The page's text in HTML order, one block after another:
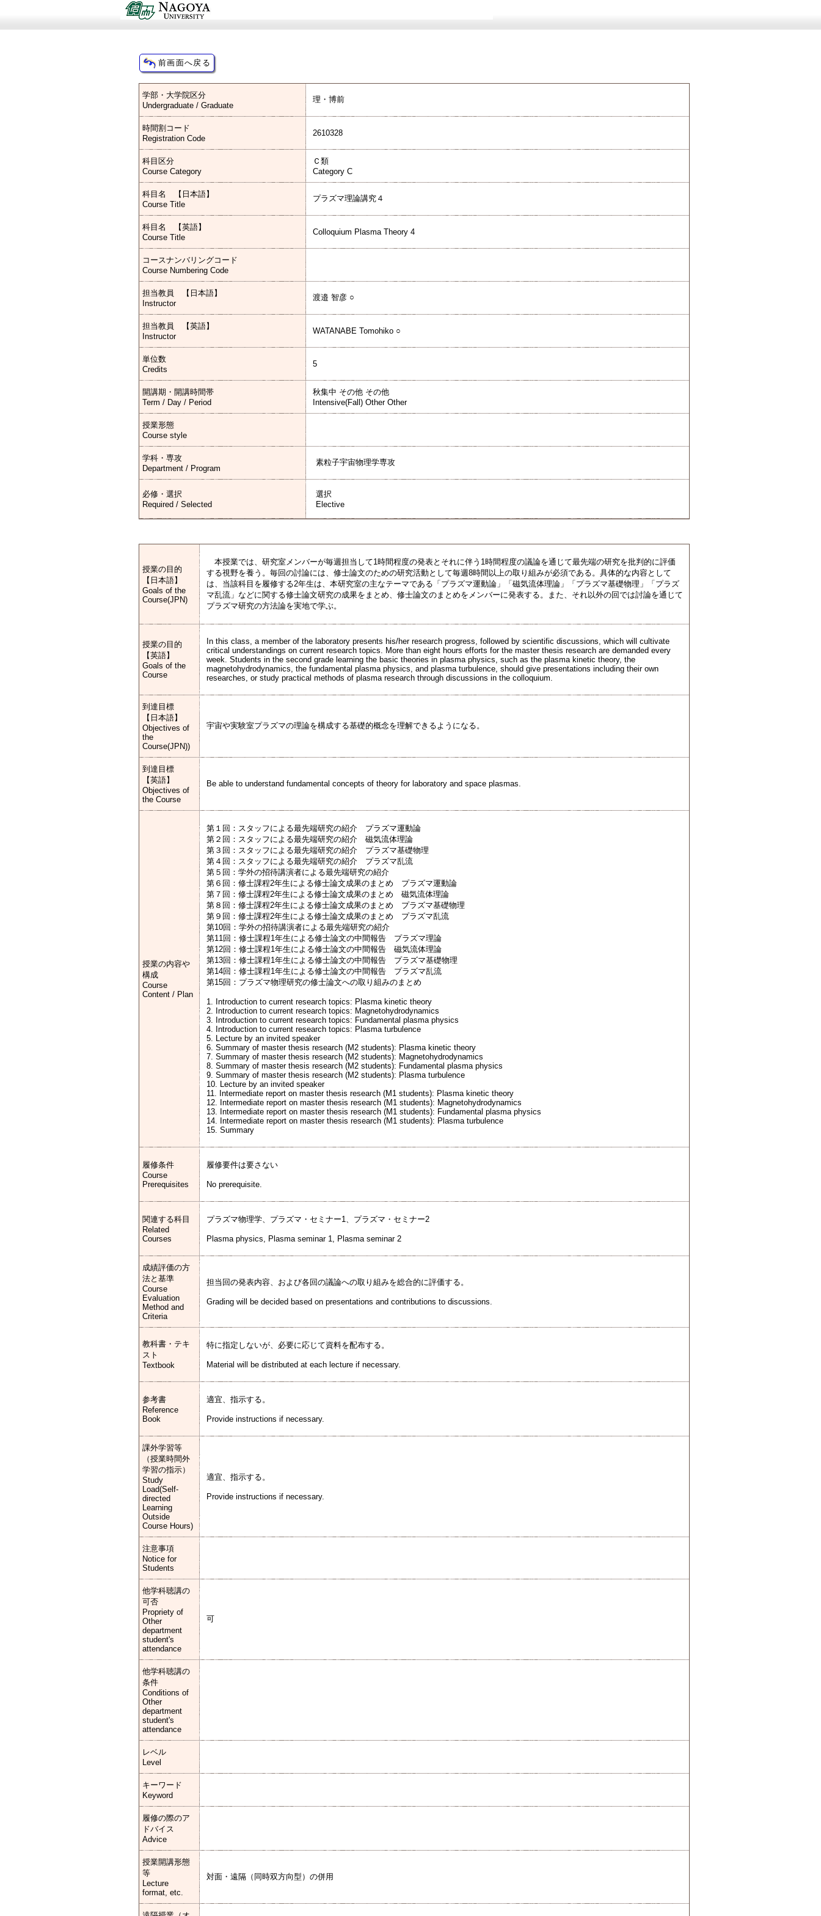
学部・大学院区分
Undergraduate / Graduate
理・博前
時間割コード
Registration Code
2610328
科目区分
Course Category
Ｃ類
Category C
科目名 【日本語】
Course Title
プラズマ理論講究４
科目名 【英語】
Course Title
Colloquium Plasma Theory 4
コースナンバリングコード
Course Numbering Code
担当教員 【日本語】
Instructor
渡邉 智彦 ○
担当教員 【英語】
Instructor
WATANABE Tomohiko ○
単位数
Credits
5
開講期・開講時間帯
Term / Day / Period
秋集中 その他 その他
Intensive(Fall) Other Other
授業形態
Course style
学科・専攻
Department / Program
素粒子宇宙物理学専攻
必修・選択
Required / Selected
選択
Elective
授業の目的
【日本語】
Goals of the
Course(JPN)
本授業では、研究室メンバーが毎週担当して1時間程度の発表とそれに伴う1時間程度の議論を通じて最先端の研究を批判的に評価
する視野を養う。毎回の討論には、修士論文のための研究活動として毎週8時間以上の取り組みが必須である。具体的な内容として
は、当該科目を履修する2年生は、本研究室の主なテーマである「プラズマ運動論」「磁気流体理論」「プラズマ基礎物理」「プラズ
マ乱流」などに関する修士論文研究の成果をまとめ、修士論文のまとめをメンバーに発表する。また、それ以外の回では討論を通じて
プラズマ研究の方法論を実地で学ぶ。
授業の目的
【英語】
Goals of the
Course
In this class, a member of the laboratory presents his/her research progress, followed by scientific discussions, which will cultivate
critical understandings on current research topics. More than eight hours efforts for the master thesis research are demanded every
week. Students in the second grade learning the basic theories in plasma physics, such as the plasma kinetic theory, the
magnetohydrodynamics, the fundamental plasma physics, and plasma turbulence, should give presentations including their own
researches, or study practical methods of plasma research through discussions in the colloquium.
到達目標
【日本語】
Objectives of
the
Course(JPN))
宇宙や実験室プラズマの理論を構成する基礎的概念を理解できるようになる。
到達目標
【英語】
Objectives of
the Course
Be able to understand fundamental concepts of theory for laboratory and space plasmas.
授業の内容や
構成
Course
Content / Plan
第１回：スタッフによる最先端研究の紹介 プラズマ運動論
第２回：スタッフによる最先端研究の紹介 磁気流体理論
第３回：スタッフによる最先端研究の紹介 プラズマ基礎物理
第４回：スタッフによる最先端研究の紹介 プラズマ乱流
第５回：学外の招待講演者による最先端研究の紹介
第６回：修士課程2年生による修士論文成果のまとめ プラズマ運動論
第７回：修士課程2年生による修士論文成果のまとめ 磁気流体理論
第８回：修士課程2年生による修士論文成果のまとめ プラズマ基礎物理
第９回：修士課程2年生による修士論文成果のまとめ プラズマ乱流
第10回：学外の招待講演者による最先端研究の紹介
第11回：修士課程1年生による修士論文の中間報告 プラズマ理論
第12回：修士課程1年生による修士論文の中間報告 磁気流体理論
第13回：修士課程1年生による修士論文の中間報告 プラズマ基礎物理
第14回：修士課程1年生による修士論文の中間報告 プラズマ乱流
第15回：プラズマ物理研究の修士論文への取り組みのまとめ
1. Introduction to current research topics: Plasma kinetic theory
2. Introduction to current research topics: Magnetohydrodynamics
3. Introduction to current research topics: Fundamental plasma physics
4. Introduction to current research topics: Plasma turbulence
5. Lecture by an invited speaker
6. Summary of master thesis research (M2 students): Plasma kinetic theory
7. Summary of master thesis research (M2 students): Magnetohydrodynamics
8. Summary of master thesis research (M2 students): Fundamental plasma physics
9. Summary of master thesis research (M2 students): Plasma turbulence
10. Lecture by an invited speaker
11. Intermediate report on master thesis research (M1 students): Plasma kinetic theory
12. Intermediate report on master thesis research (M1 students): Magnetohydrodynamics
13. Intermediate report on master thesis research (M1 students): Fundamental plasma physics
14. Intermediate report on master thesis research (M1 students): Plasma turbulence
15. Summary
履修条件
Course
Prerequisites
履修要件は要さない
No prerequisite.
関連する科目
Related
Courses
プラズマ物理学、プラズマ・セミナー1、プラズマ・セミナー2
Plasma physics, Plasma seminar 1, Plasma seminar 2
成績評価の方
法と基準
Course
Evaluation
Method and
Criteria
担当回の発表内容、および各回の議論への取り組みを総合的に評価する。
Grading will be decided based on presentations and contributions to discussions.
教科書・テキ
スト
Textbook
特に指定しないが、必要に応じて資料を配布する。
Material will be distributed at each lecture if necessary.
参考書
Reference
Book
適宜、指示する。
Provide instructions if necessary.
課外学習等
（授業時間外
学習の指示）
Study
Load(Self-
directed
Learning
Outside
Course Hours)
適宜、指示する。
Provide instructions if necessary.
注意事項
Notice for
Students
他学科聴講の
可否
Propriety of
Other
department
student's
attendance
可
他学科聴講の
条件
Conditions of
Other
department
student's
attendance
レベル
Level
キーワード
Keyword
履修の際のア
ドバイス
Advice
授業開講形態
等
Lecture
format, etc.
対面・遠隔（同時双方向型）の併用